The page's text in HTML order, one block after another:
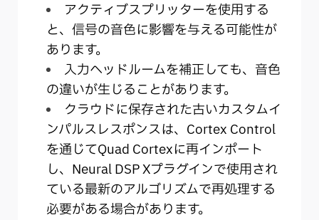
アクティブスプリッターを使用する
と、信号の音色に影響を与える可能性が
あります。
入力ヘッドルームを補正しても、音色
の違いが生じることがあります。
クラウドに保存された古いカスタムイ
ンパルスレスポンスは、Cortex Control
を通じてQuad Cortexに再インポート
し、Neural DSP Xプラグインで使用され
ている最新のアルゴリズムで再処理する
必要がある場合があります。